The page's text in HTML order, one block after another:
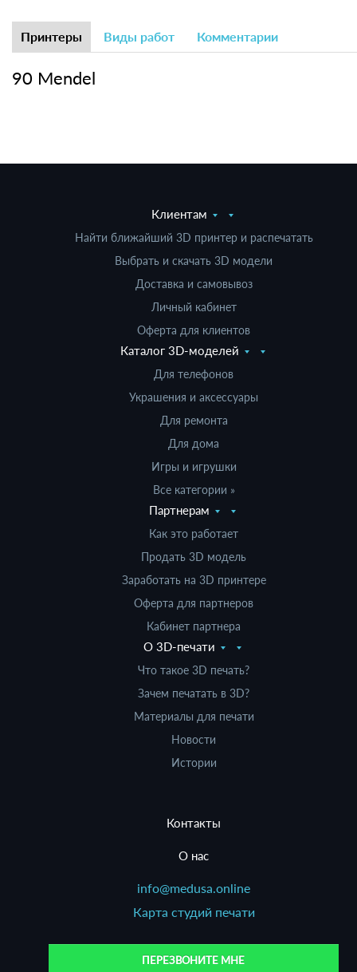
Принтеры Виды работ Комментарии
90 Mendel
Клиентам
Найти ближайший 3D принтер и распечатать
Выбрать и скачать 3D модели
Доставка и самовывоз
Личный кабинет
Оферта для клиентов
Каталог 3D-моделей
Для телефонов
Украшения и аксессуары
Для ремонта
Для дома
Игры и игрушки
Все категории »
Партнерам
Как это работает
Продать 3D модель
Заработать на 3D принтере
Оферта для партнеров
Кабинет партнера
О 3D-печати
Что такое 3D печать?
Зачем печатать в 3D?
Материалы для печати
Новости
Истории
Контакты
О нас
info@medusa.online
Карта студий печати
ПЕРЕЗВОНИТЕ МНЕ